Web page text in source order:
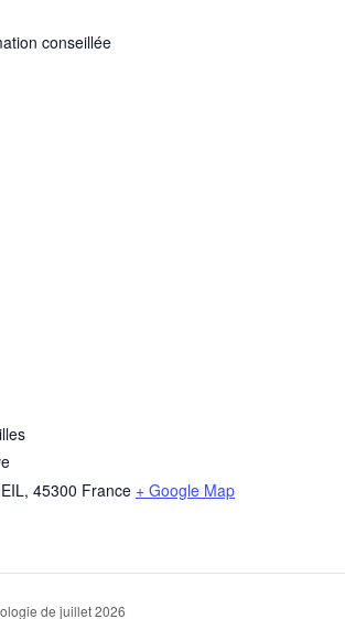
conseillée
, 45300 France + Google Map
de juillet 2026